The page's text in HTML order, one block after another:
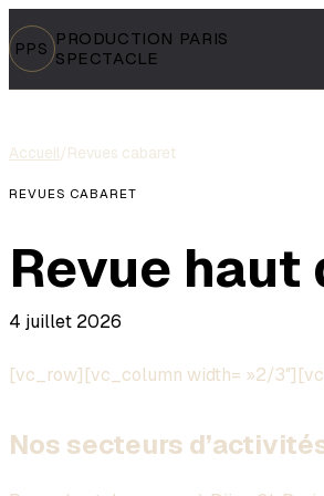
PPS PRODUCTION PARIS
SPECTACLE
Accueil/Revues cabaret
REVUES CABARET
Revue haut
4 juillet 2026
[vc_row][vc_column width= »2/
Nos secteurs